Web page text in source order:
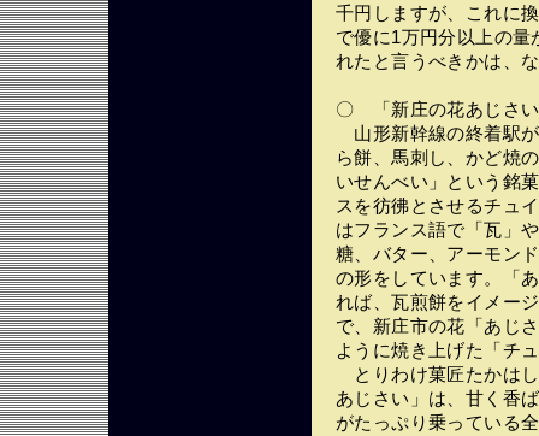
千円しますが、これに
で優に1万円分以上の
れたと言うべきかは、
〇 「新庄の花あじさ
山形新幹線の終着駅
ら餅、馬刺し、かど焼
いせんべい」という銘
スを彷彿とさせるチュ
はフランス語で「瓦」
糖、バター、アーモン
の形をしています。「
れば、瓦煎餅をイメー
で、新庄市の花「あじ
ように焼き上げた「チ
とりわけ菓匠たかは
あじさい」は、甘く香
がたっぷり乗っている